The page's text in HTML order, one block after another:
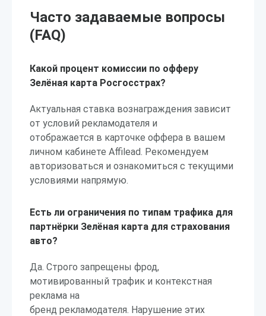
Часто задаваемые вопросы
(FAQ)
Какой процент комиссии по офферу
Зелёная карта Росгосстрах?
Актуальная ставка вознаграждения зависит
от условий рекламодателя и
отображается в карточке оффера в вашем
личном кабинете Affilead. Рекомендуем
авторизоваться и ознакомиться с текущими
условиями напрямую.
Есть ли ограничения по типам трафика для
партнёрки Зелёная карта для страхования
авто?
Да. Строго запрещены фрод,
мотивированный трафик и контекстная
реклама на
бренд рекламодателя. Нарушение этих